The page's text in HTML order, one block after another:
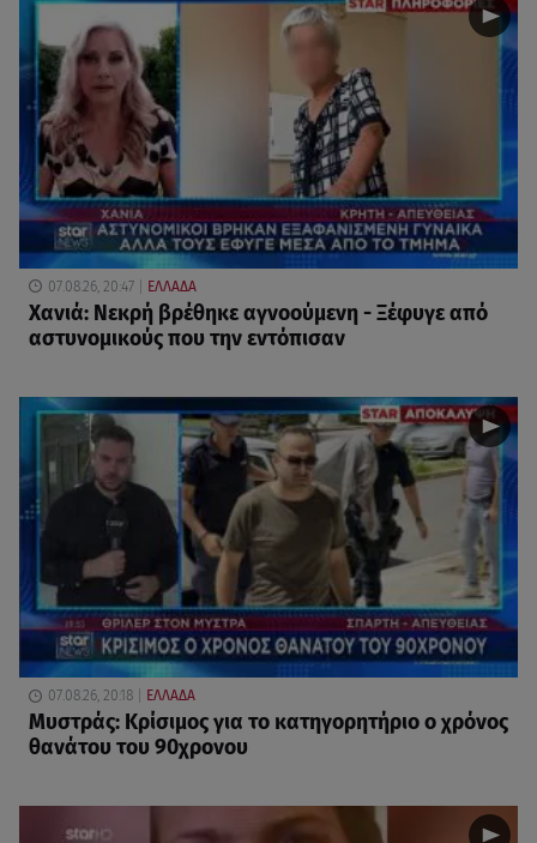
07.08.26, 20:47 ΕΛΛΑΔΑ
Χανιά: Νεκρή βρέθηκε αγνοούμενη - Ξέφυγε από
αστυνομικούς που την εντόπισαν
07.08.26, 20:18 ΕΛΛΑΔΑ
Μυστράς: Κρίσιμος για το κατηγορητήριο ο χρόνος
θανάτου του 90χρονου